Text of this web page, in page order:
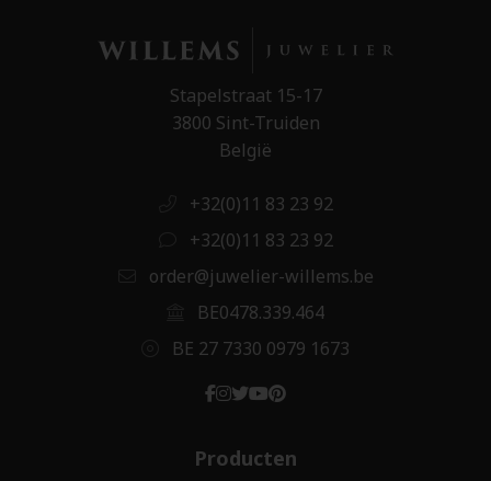
Stapelstraat 15-17
3800 Sint-Truiden
België
+32(0)11 83 23 92
+32(0)11 83 23 92
order@juwelier-willems.be
BE0478.339.464
BE 27 7330 0979 1673
Producten